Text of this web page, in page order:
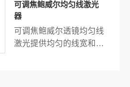
和技术提供高均匀度功率
和均匀线宽。
可调焦鲍威尔均匀线激光
器
可调焦鲍威尔透镜均匀线
激光提供均匀的线宽和强